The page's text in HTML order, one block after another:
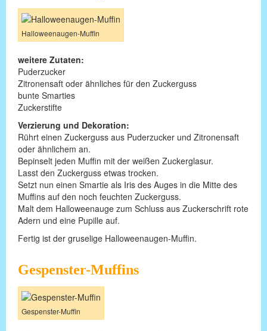
Halloweenaugen-Muffin
weitere Zutaten:
Puderzucker
Zitronensaft oder ähnliches für den Zuckerguss
bunte Smarties
Zuckerstifte
Verzierung und Dekoration:
Rührt einen Zuckerguss aus Puderzucker und Zitronensaft
oder ähnlichem an.
Bepinselt jeden Muffin mit der weißen Zuckerglasur.
Lasst den Zuckerguss etwas trocken.
Setzt nun einen Smartie als Iris des Auges in die Mitte des
Muffins auf den noch feuchten Zuckerguss.
Malt dem Halloweenauge zum Schluss aus Zuckerschrift rote
Adern und eine Pupille auf.
Fertig ist der gruselige Halloweenaugen-Muffin.
Gespenster-Muffins
Gespenster-Muffin